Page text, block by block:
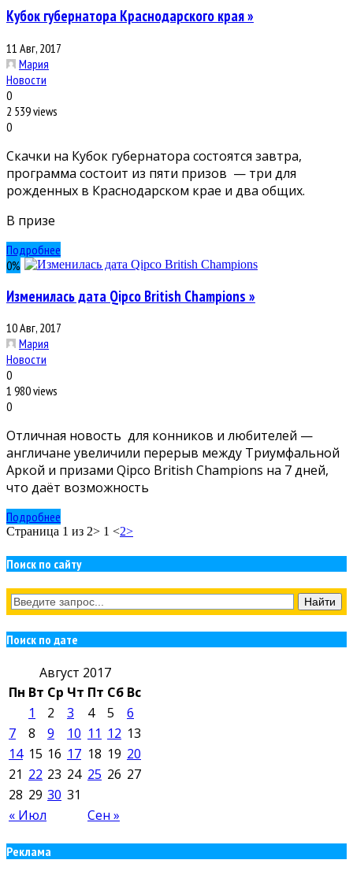
Кубок губернатора Краснодарского края »
11 Авг, 2017
Мария
Новости
0
2 539 views
0
Скачки на Кубок губернатора состоятся завтра,
программа состоит из пяти призов — три для
рожденных в Краснодарском крае и два общих.
В призе
Подробнее
0%
Изменилась дата Qipco British Champions »
10 Авг, 2017
Мария
Новости
0
1 980 views
0
Отличная новость для конников и любителей —
англичане увеличили перерыв между Триумфальной
Аркой и призами Qipco British Champions на 7 дней,
что даёт возможность
Подробнее
Страница 1 из 2> 1 <2>
Поиск по сайту
Поиск по дате
Август 2017
Пн Вт Ср Чт Пт Сб Вс
« Июл Сен »
1 2 3 4 5
6
7
8 9 10 11 12 13
14 15 16 17 18 19 20
21 22 23 24 25 26 27
28 29 30 31
Реклама